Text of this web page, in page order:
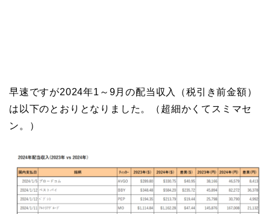
早速ですが2024年1～9月の配当収入（税引き前金額）
は以下のとおりとなりました。（超細かくてスミマセ
ン。）